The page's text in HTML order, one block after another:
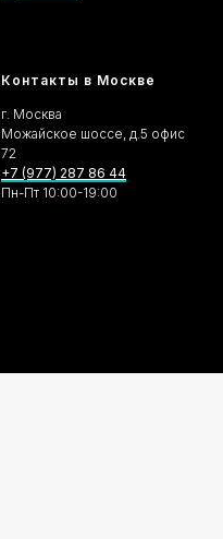
Контакты в Москве
г. Москва
Можайское шоссе, д.5 офис
72
+7 (977) 287 86 44
Пн-Пт 10:00-19:00